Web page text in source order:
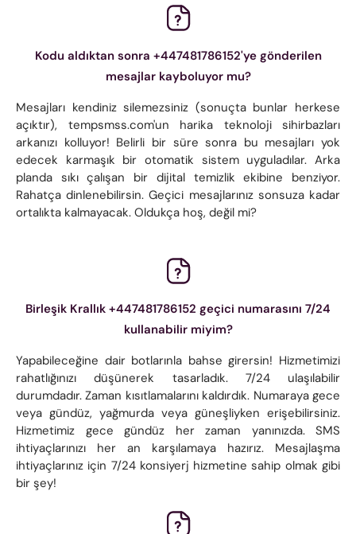
Kodu aldıktan sonra +447481786152'ye gönderilen
mesajlar kayboluyor mu?
Mesajları kendiniz silemezsiniz (sonuçta bunlar herkese
açıktır), tempsmss.com'un harika teknoloji sihirbazları
arkanızı kolluyor! Belirli bir süre sonra bu mesajları yok
edecek karmaşık bir otomatik sistem uyguladılar. Arka
planda sıkı çalışan bir dijital temizlik ekibine benziyor.
Rahatça dinlenebilirsin. Geçici mesajlarınız sonsuza kadar
ortalıkta kalmayacak. Oldukça hoş, değil mi?
Birleşik Krallık +447481786152 geçici numarasını 7/24
kullanabilir miyim?
Yapabileceğine dair botlarınla ​​bahse girersin! Hizmetimizi
rahatlığınızı düşünerek tasarladık. 7/24 ulaşılabilir
durumdadır. Zaman kısıtlamalarını kaldırdık. Numaraya gece
veya gündüz, yağmurda veya güneşliyken erişebilirsiniz.
Hizmetimiz gece gündüz her zaman yanınızda. SMS
ihtiyaçlarınızı her an karşılamaya hazırız. Mesajlaşma
ihtiyaçlarınız için 7/24 konsiyerj hizmetine sahip olmak gibi
bir şey!